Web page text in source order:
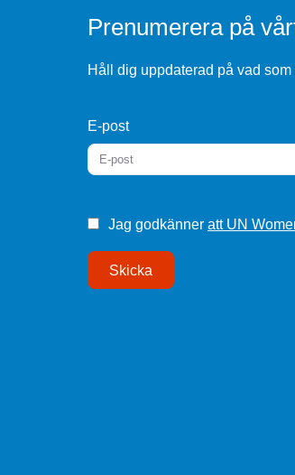
Prenumerera på
Håll dig uppdaterad på vad
E-post
Jag godkänner att UN
Skicka